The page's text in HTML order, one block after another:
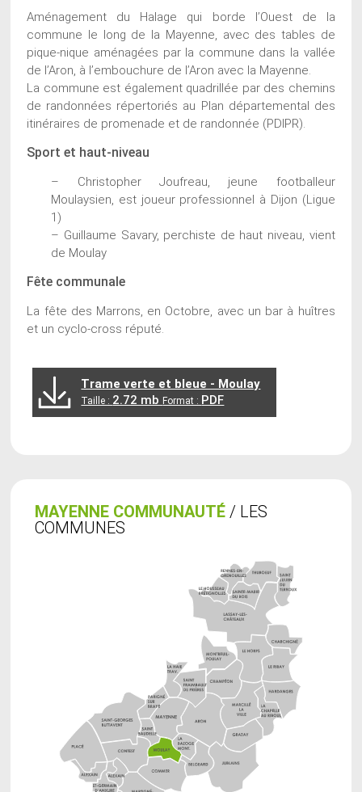
Aménagement du Halage qui borde l’Ouest de la
commune le long de la Mayenne, avec des tables de
pique-nique aménagées par la commune dans la vallée
de l’Aron, à l’embouchure de l’Aron avec la Mayenne.
La commune est également quadrillée par des chemins
de randonnées répertoriés au Plan départemental des
itinéraires de promenade et de randonnée (PDIPR).
Sport et haut-niveau
– Christopher Joufreau, jeune footballeur
Moulaysien, est joueur professionnel à Dijon (Ligue
1)
– Guillaume Savary, perchiste de haut niveau, vient
de Moulay
Fête communale
La fête des Marrons, en Octobre, avec un bar à huîtres
et un cyclo-cross réputé.
Trame verte et bleue - Moulay
Taille : 2.72 mb Format : PDF
MAYENNE COMMUNAUTÉ / LES
COMMUNES